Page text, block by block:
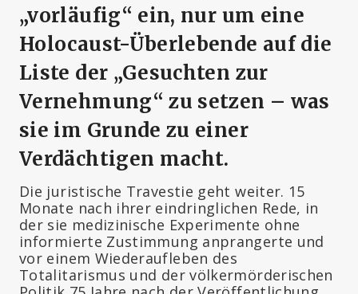
„vorläufig“ ein, nur um eine
Holocaust-Überlebende auf die
Liste der „Gesuchten zur
Vernehmung“ zu setzen – was
sie im Grunde zu einer
Verdächtigen macht.
Die juristische Travestie geht weiter. 15
Monate nach ihrer eindringlichen Rede, in
der sie medizinische Experimente ohne
informierte Zustimmung anprangerte und
vor einem Wiederaufleben des
Totalitarismus und der völkermörderischen